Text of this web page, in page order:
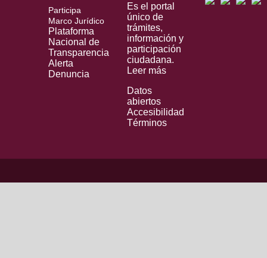
Participa
Marco Jurídico
Plataforma
Nacional de
Transparencia
Alerta
Denuncia
Es el portal
único de
trámites,
información y
participación
ciudadana.
Leer más
Datos
abiertos
Accesibilidad
Términos